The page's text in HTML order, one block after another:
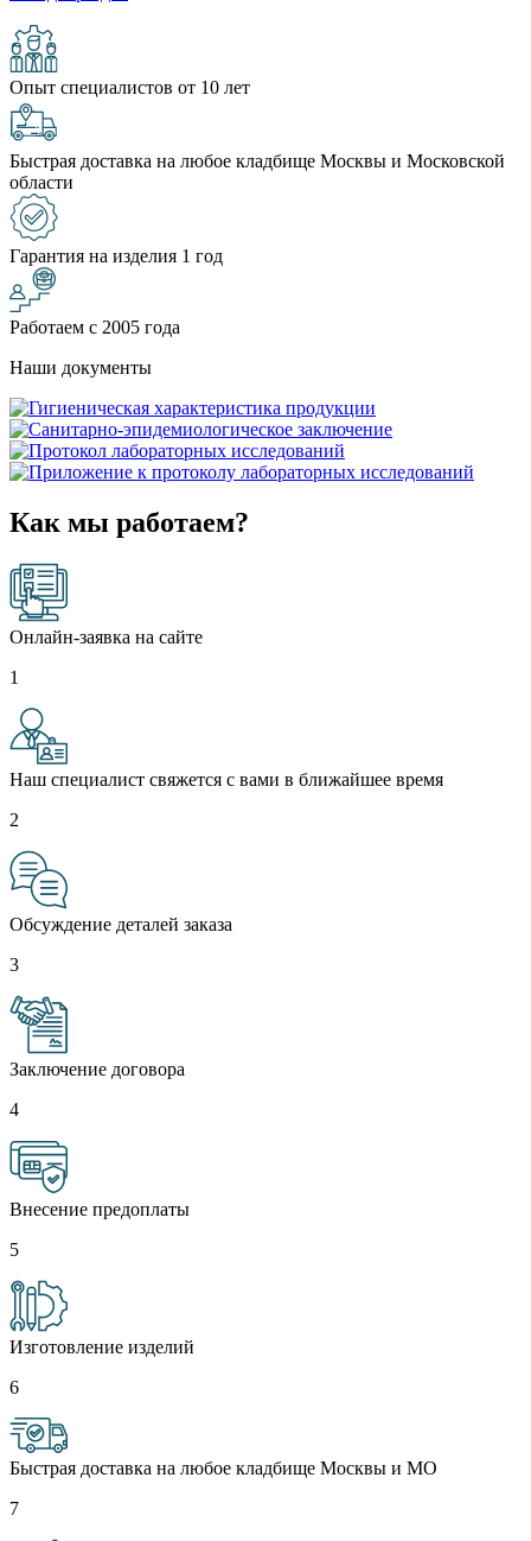
Опыт специалистов от 10 лет
Быстрая доставка на любое кладбище Москвы и Московской
области
Гарантия на изделия 1 год
Работаем с 2005 года
Наши документы
Как мы работаем?
Онлайн-заявка на сайте
1
Наш специалист свяжется с вами в ближайшее время
2
Обсуждение деталей заказа
3
Заключение договора
4
Внесение предоплаты
5
Изготовление изделий
6
Быстрая доставка на любое кладбище Москвы и МО
7